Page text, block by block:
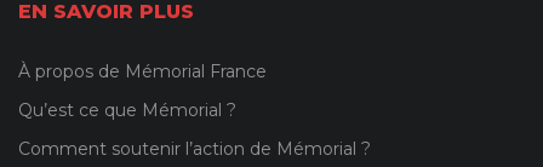
EN SAVOIR PLUS
À propos de Mémorial France
Qu’est ce que Mémorial ?
Comment soutenir l’action de Mémorial ?